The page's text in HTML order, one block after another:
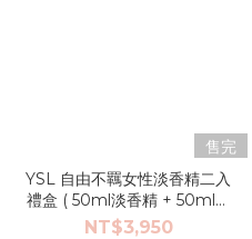
售完
YSL 自由不羈女性淡香精二入
禮盒 ( 50ml淡香精 + 50ml沐
浴膠 )
NT$3,950